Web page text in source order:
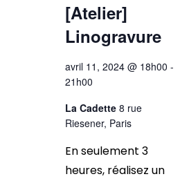
[Atelier]
Linogravure
avril 11, 2024 @ 18h00 -
21h00
La Cadette 8 rue
Riesener, Paris
En seulement 3
heures, réalisez un